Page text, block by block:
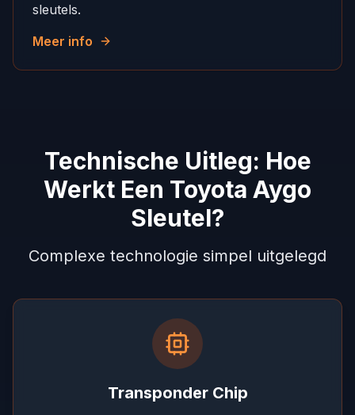
sleutels.
Meer info
Technische Uitleg: Hoe
Werkt Een Toyota Aygo
Sleutel?
Complexe technologie simpel uitgelegd
Transponder Chip